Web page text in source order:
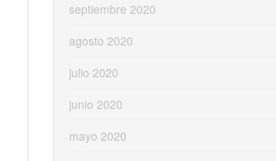
septiembre 2020
agosto 2020
julio 2020
junio 2020
mayo 2020